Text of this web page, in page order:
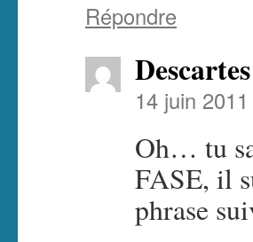
Répondre
Descartes
14 juin
Oh… tu
FASE, il
phrase